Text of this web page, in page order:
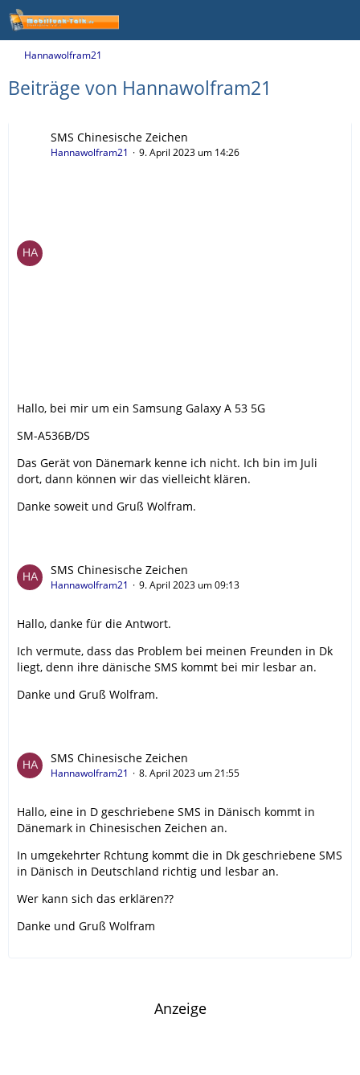
Hannawolfram21
Beiträge von Hannawolfram21
SMS Chinesische Zeichen
Hannawolfram21 9. April 2023 um 14:26
Hallo, bei mir um ein Samsung Galaxy A 53 5G
SM-A536B/DS
Das Gerät von Dänemark kenne ich nicht. Ich bin im Juli
dort, dann können wir das vielleicht klären.
Danke soweit und Gruß Wolfram.
SMS Chinesische Zeichen
Hannawolfram21 9. April 2023 um 09:13
Hallo, danke für die Antwort.
Ich vermute, dass das Problem bei meinen Freunden in Dk
liegt, denn ihre dänische SMS kommt bei mir lesbar an.
Danke und Gruß Wolfram.
SMS Chinesische Zeichen
Hannawolfram21 8. April 2023 um 21:55
Hallo, eine in D geschriebene SMS in Dänisch kommt in
Dänemark in Chinesischen Zeichen an.
In umgekehrter Rchtung kommt die in Dk geschriebene SMS
in Dänisch in Deutschland richtig und lesbar an.
Wer kann sich das erklären??
Danke und Gruß Wolfram
Anzeige